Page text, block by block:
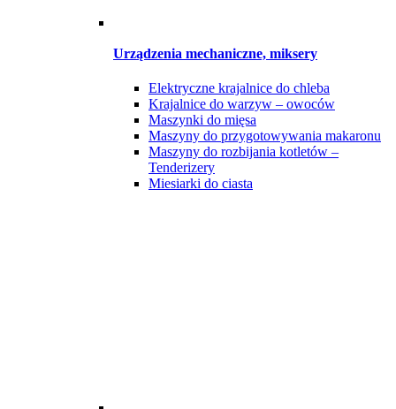
Urządzenia mechaniczne, miksery
Elektryczne krajalnice do chleba
Krajalnice do warzyw – owoców
Maszynki do mięsa
Maszyny do przygotowywania makaronu
Maszyny do rozbijania kotletów –
Tenderizery
Miesiarki do ciasta